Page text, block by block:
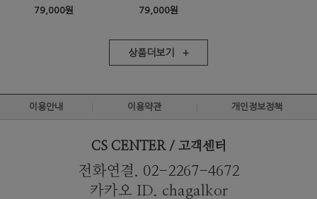
79,000원 79,000원
상품더보기 +
이용안내 이용약관 개인정보정책
CS CENTER / 고객센터
전화연결. 02-2267-4672
카카오 ID. chagalkor